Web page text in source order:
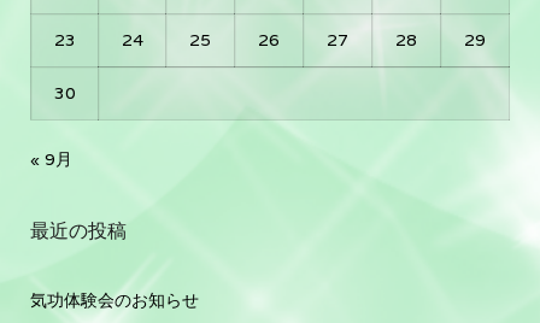
23 24 25 26 27 28 29
30
« 9月
最近の投稿
気功体験会のお知らせ